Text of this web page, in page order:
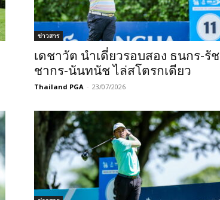
ข่าวสาร
เดชาวัต นำเดี่ยวรอบสอง ธนกร-รัช
ชากร-นันทนัช ไล่สโตรกเดียว
Thailand PGA - 23/07/2026